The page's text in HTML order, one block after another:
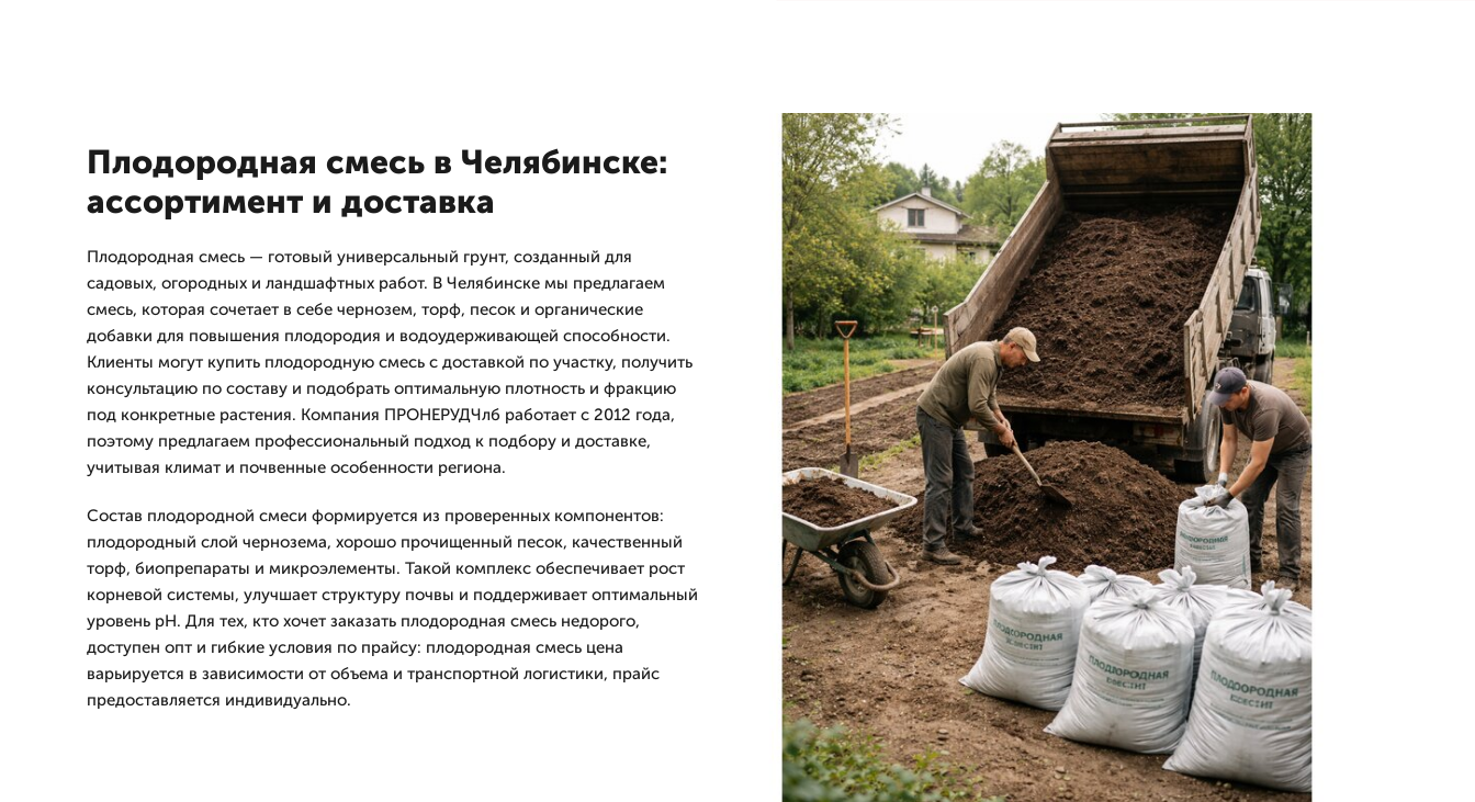
Плодородная смесь в Челябинске:
ассортимент и доставка
Плодородная смесь — готовый универсальный грунт, созданный для
садовых, огородных и ландшафтных работ. В Челябинске мы предлагаем
смесь, которая сочетает в себе чернозем, торф, песок и органические
добавки для повышения плодородия и водоудерживающей способности.
Клиенты могут купить плодородную смесь с доставкой по участку, получить
консультацию по составу и подобрать оптимальную плотность и фракцию
под конкретные растения. Компания ПРОНЕРУДЧлб работает с 2012 года,
поэтому предлагаем профессиональный подход к подбору и доставке,
учитывая климат и почвенные особенности региона.
Состав плодородной смеси формируется из проверенных компонентов:
плодородный слой чернозема, хорошо прочищенный песок, качественный
торф, биопрепараты и микроэлементы. Такой комплекс обеспечивает рост
корневой системы, улучшает структуру почвы и поддерживает оптимальный
уровень pH. Для тех, кто хочет заказать плодородная смесь недорого,
доступен опт и гибкие условия по прайсу: плодородная смесь цена
варьируется в зависимости от объема и транспортной логистики, прайс
предоставляется индивидуально.